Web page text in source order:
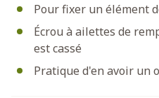
Pour fixer un élément
Écrou à ailettes de
est cassé
Pratique d'en avoir un